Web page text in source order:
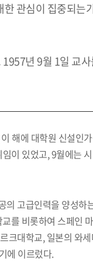
관심이 집중되
년 9월 1일 교
해에 대학원 신설인
이 있었고, 9월에는
고급인력을 양성하
를 비롯하여 스페인
크대학교, 일본의 와
에 이르렀다.